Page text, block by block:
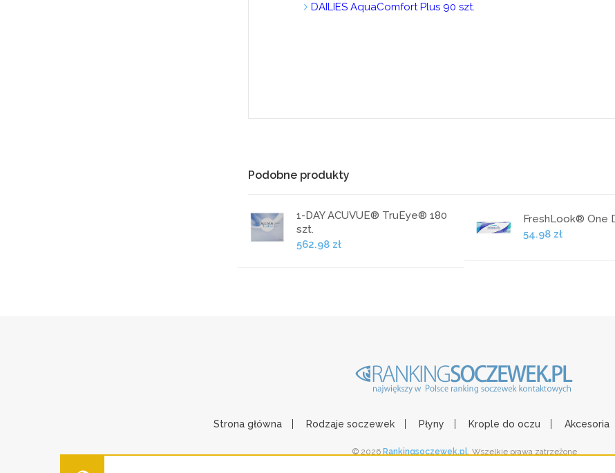
DAILIES AquaComfort Plus 90 szt.
Podobne produkty
1-DAY ACUVUE® TruEye® 180
szt.
562.98 zł
FreshLook® One
54.98 zł
Strona główna Rodzaje soczewek Płyny Krople do oczu Akcesoria
© 2026 Rankingsoczewek.pl. Wszelkie prawa zatrzeżone